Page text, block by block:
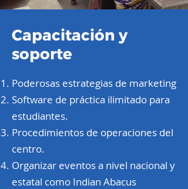
Capacitación y
soporte
Poderosas estrategias de marketing
Software de práctica ilimitado para
estudiantes.
Procedimientos de operaciones del
centro.
Organizar eventos a nivel nacional y
estatal como Indian Abacus